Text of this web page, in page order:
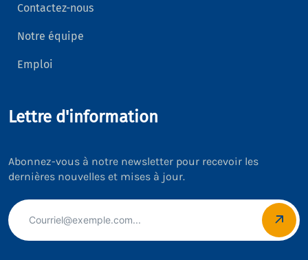
Contactez-nous
Notre équipe
Emploi
Lettre d'information
Abonnez-vous à notre newsletter pour recevoir les
dernières nouvelles et mises à jour.